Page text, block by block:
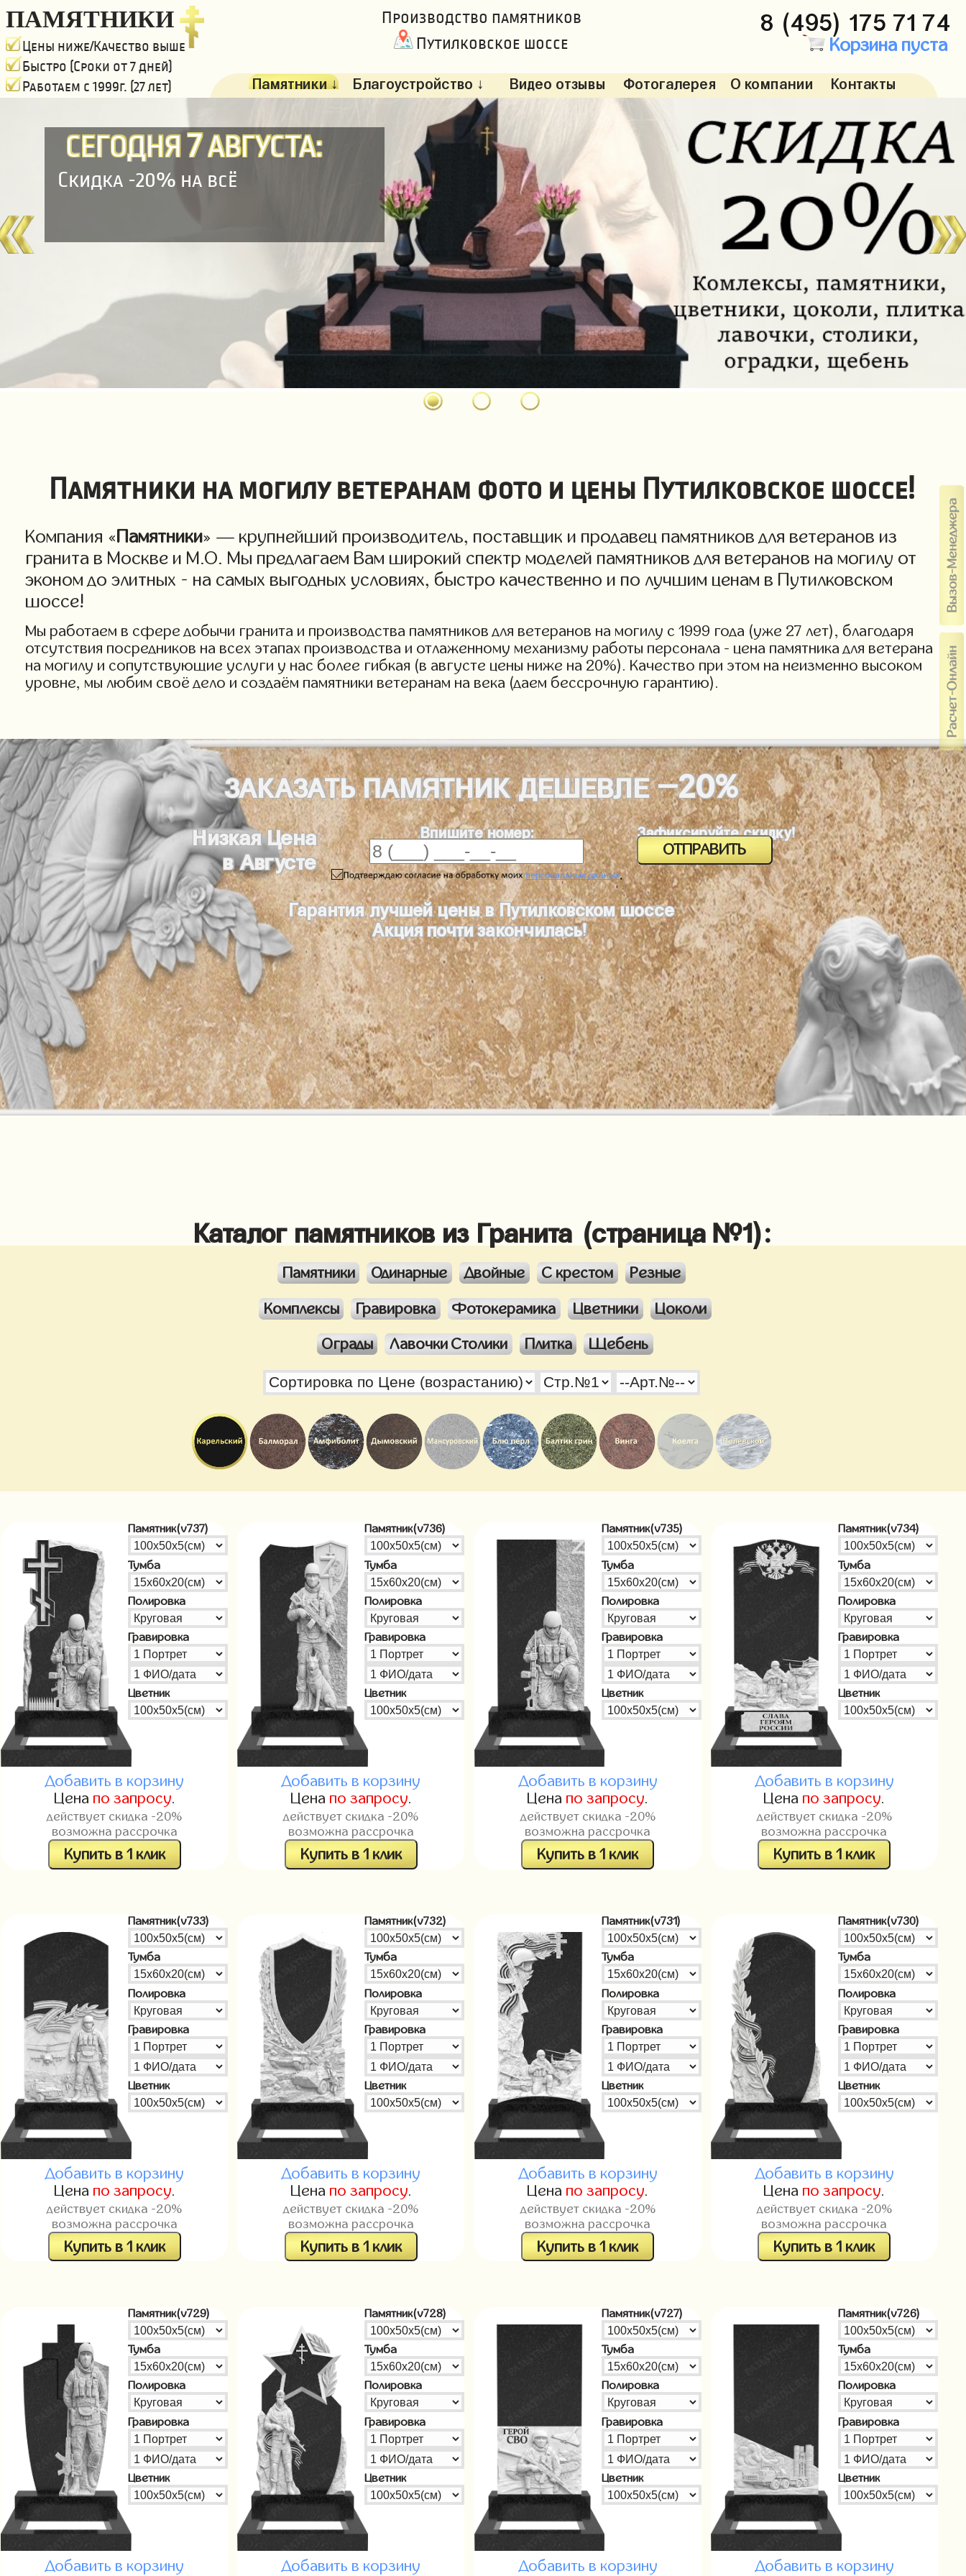
ПАМЯТНИКИ
Цены ниже/Качество выше
Быстро (Сроки от 7 дней)
Работаем с 1999г. (27 лет)
Производство памятников
Путилковское шоссе
8 (495) 175 71 74
Корзина пуста
Памятники ↓ Благоустройство ↓ Видео отзывы Фотогалерея О компании Контакты
СЕГОДНЯ7АВГУСТА:
Скидка -20% на всё
Памятники на могилу ветеранам фото и цены Путилковское шоссе!
Компания « Памятники» — крупнейший производитель, поставщик и продавец памятников для ветеранов из
гранита в Москве и М.О. Мы предлагаем Вам широкий спектр моделей памятников для ветеранов на могилу от
эконом до элитных - на самых выгодных условиях, быстро качественно и по лучшим ценам в Путилковском
шоссе!
Мы работаем в сфере добычи гранита и производства памятников для ветеранов на могилу с 1999 года (уже 27 лет), благодаря
отсутствия посредников на всех этапах производства и отлаженному механизму работы персонала - цена памятника для ветерана
на могилу и сопутствующие услуги у нас более гибкая (в августе цены ниже на 20%). Качество при этом на неизменно высоком
уровне, мы любим своё дело и создаём памятники ветеранам на века (даем бессрочную гарантию).
ЗАКАЗАТЬПАМЯТНИКДЕШЕВЛЕ-20%
Низкая Цена
в Августе
Впишите номер:
.
Зафиксируйте скидку!
Гарантия лучшей цены в Путилковском шоссе
Акция почти закончилась!
Каталог памятников из Гранита (страница №1):
Памятники Одинарные Двойные С крестом Резные
Комплексы Гравировка Фотокерамика Цветники Цоколи
Ограды Лавочки Столики Плитка Щебень
Памятник(v737)
Тумба
Полировка
Гравировка
Цветник
Добавить в корзину
Цена по запросу.
действует скидка -20%
возможна рассрочка
Купить в 1 клик
Памятник(v736)
Тумба
Полировка
Гравировка
Цветник
Добавить в корзину
Цена по запросу.
действует скидка -20%
возможна рассрочка
Купить в 1 клик
Памятник(v735)
Тумба
Полировка
Гравировка
Цветник
Добавить в корзину
Цена по запросу.
действует скидка -20%
возможна рассрочка
Купить в 1 клик
Памятник(v734)
Тумба
Полировка
Гравировка
Цветник
Добавить в корзину
Цена по запросу.
действует скидка -20%
возможна рассрочка
Купить в 1 клик
Памятник(v733)
Тумба
Полировка
Гравировка
Цветник
Добавить в корзину
Цена по запросу.
действует скидка -20%
возможна рассрочка
Купить в 1 клик
Памятник(v732)
Тумба
Полировка
Гравировка
Цветник
Добавить в корзину
Цена по запросу.
действует скидка -20%
возможна рассрочка
Купить в 1 клик
Памятник(v731)
Тумба
Полировка
Гравировка
Цветник
Добавить в корзину
Цена по запросу.
действует скидка -20%
возможна рассрочка
Купить в 1 клик
Памятник(v730)
Тумба
Полировка
Гравировка
Цветник
Добавить в корзину
Цена по запросу.
действует скидка -20%
возможна рассрочка
Купить в 1 клик
Памятник(v729)
Тумба
Полировка
Гравировка
Цветник
Добавить в корзину
Памятник(v728)
Тумба
Полировка
Гравировка
Цветник
Добавить в корзину
Памятник(v727)
Тумба
Полировка
Гравировка
Цветник
Добавить в корзину
Памятник(v726)
Тумба
Полировка
Гравировка
Цветник
Добавить в корзину